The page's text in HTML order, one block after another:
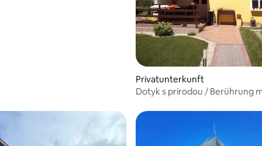
Privatunterkunft
Dotyk s prirodou / Berührung